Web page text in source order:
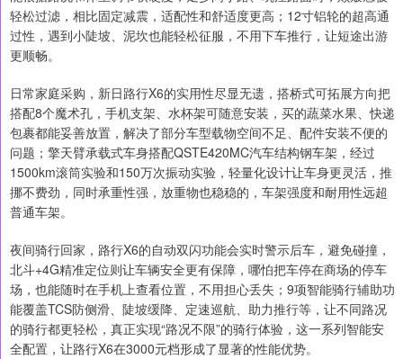
轻松过滤，相比固定减震，适配性和舒适度更高；12寸铝轮的超高通
过性，遇到小陡坡、泥坎也能轻松征服，不用下车推行，让短途出游
更顺畅。
日常家庭采购，新日路行X6的实用性尽显无遗，搭桥式可拓展方向把
搭配8个魔术孔，手机支架、水杯架可随意安装，买的蔬菜水果、快递
包裹都能妥善放置，解决了部分车型载物空间不足、配件安装不便的
问题；擎天臂承载式车身搭配QSTE420MC汽车结构钢车架，经过
1500km滚筒实验和150万次振动实验，轻量化设计让车身更灵活，推
挪不费劲，同时承重性强，放重物也稳稳的，车架强度和耐用性远超
普通车架。
夜间骑行回家，路行X6的自动双闪功能会实时警示后车，避免碰撞，
北斗+4G精准定位则让车辆安全更有保障，哪怕把车停在商场的停车
场，也能随时在手机上查看位置，不用担心丢失；9项智能骑行辅助功
能覆盖TCS防侧滑、陡坡缓降、定速巡航、助力推行等，让不同路况
的骑行都更轻松，真正实现“路况不限”的骑行体验，这一系列智能安
全配置，让路行X6在3000元档形成了显著的性能优势。